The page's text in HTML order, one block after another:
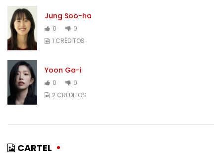
Jung Soo-ha
0
0
1 CRÉDITOS
Yoon Ga-i
0
0
2 CRÉDITOS
CARTEL